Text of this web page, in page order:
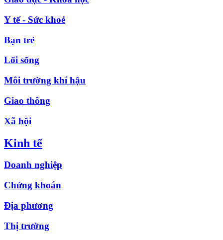
Y tế - Sức khoẻ
Bạn trẻ
Lối sống
Môi trường khí hậu
Giao thông
Xã hội
Kinh tế
Doanh nghiệp
Chứng khoán
Địa phương
Thị trường